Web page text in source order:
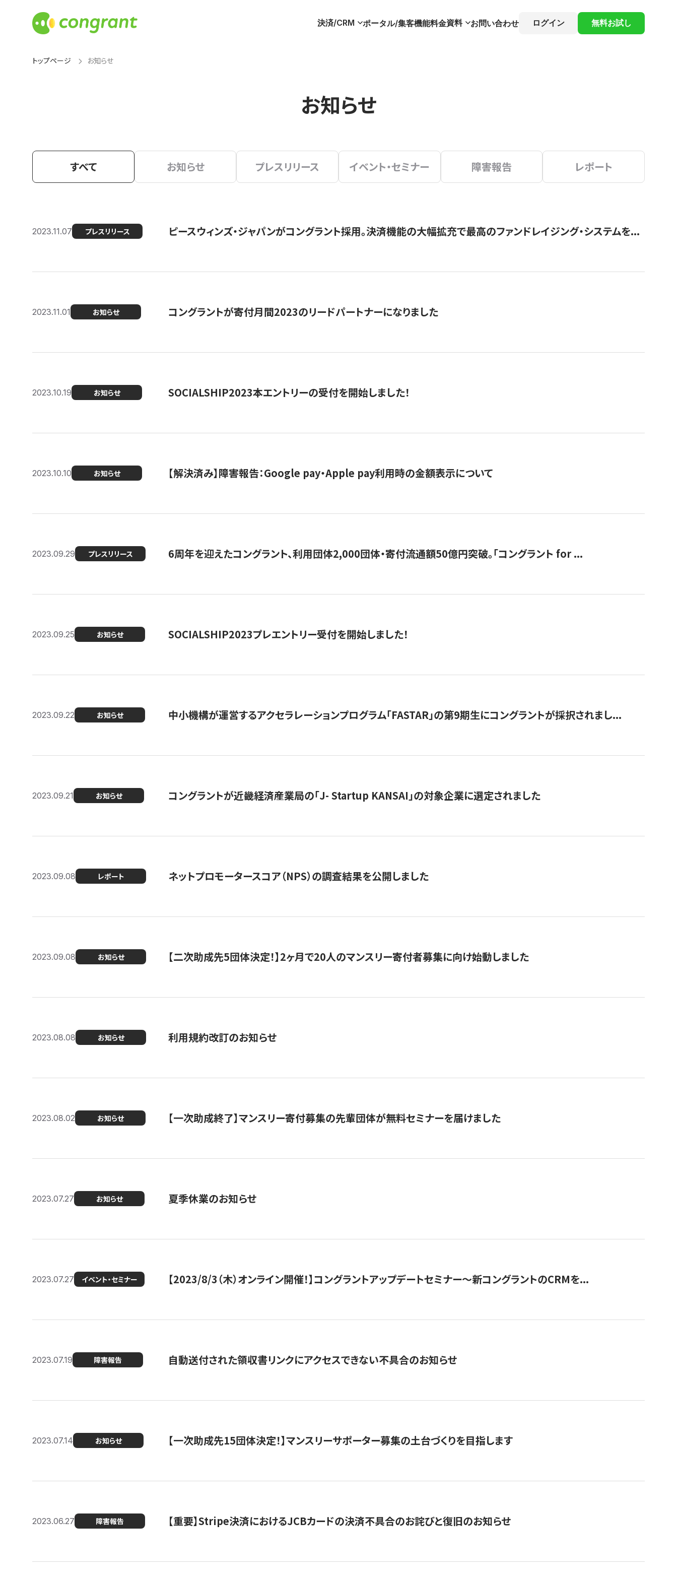
決済/CRM ポータル/集客機能料金資料 お問い合わせ ログイン 無料お試し
トップページ お知らせ
お知らせ
すべて お知らせ プレスリリース イベント・セミナー 障害報告 レポート
2023.11.07 プレスリリース ピースウィンズ・ジャパンがコングラント採用。決済機能の大幅拡充で最高のファンドレイジング・システムを...
2023.11.01 お知らせ コングラントが寄付月間2023のリードパートナーになりました
2023.10.19 お知らせ SOCIALSHIP2023本エントリーの受付を開始しました！
2023.10.10 お知らせ 【解決済み】障害報告：Google pay・Apple pay利用時の金額表示について
2023.09.29 プレスリリース 6周年を迎えたコングラント、利用団体2,000団体・寄付流通額50億円突破。「コングラント for ...
2023.09.25 お知らせ SOCIALSHIP2023プレエントリー受付を開始しました！
2023.09.22 お知らせ 中小機構が運営するアクセラレーションプログラム「FASTAR」の第9期生にコングラントが採択されまし...
2023.09.21 お知らせ コングラントが近畿経済産業局の「J- Startup KANSAI」の対象企業に選定されました
2023.09.08 レポート ネットプロモータースコア（NPS）の調査結果を公開しました
2023.09.08 お知らせ 【二次助成先5団体決定！】2ヶ月で20人のマンスリー寄付者募集に向け始動しました
2023.08.08 お知らせ 利用規約改訂のお知らせ
2023.08.02 お知らせ 【一次助成終了】マンスリー寄付募集の先輩団体が無料セミナーを届けました
2023.07.27 お知らせ 夏季休業のお知らせ
2023.07.27 イベント・セミナー 【2023/8/3（木）オンライン開催！】コングラントアップデートセミナー〜新コングラントのCRMを...
2023.07.19 障害報告 自動送付された領収書リンクにアクセスできない不具合のお知らせ
2023.07.14 お知らせ 【一次助成先15団体決定！】マンスリーサポーター募集の土台づくりを目指します
2023.06.27 障害報告 【重要】Stripe決済におけるJCBカードの決済不具合のお詫びと復旧のお知らせ